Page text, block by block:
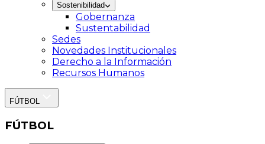
Sostenibilidad
Gobernanza
Sustentabilidad
Sedes
Novedades Institucionales
Derecho a la Información
Recursos Humanos
FÚTBOL
FÚTBOL